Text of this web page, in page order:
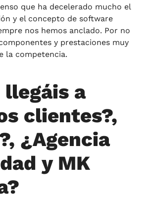
que ha decelerado mucho el
y el concepto de software
nos hemos anclado. Por no
y prestaciones muy
la competencia.
llegáis a
clientes?,
¿Agencia
y MK